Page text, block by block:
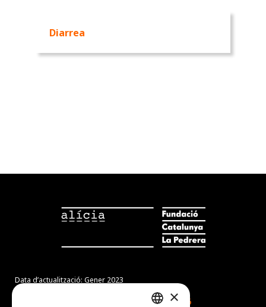
Diarrea
Data d’actualització: Gener 2023
×